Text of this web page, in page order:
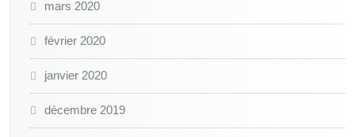
mars 2020
février 2020
janvier 2020
décembre 2019